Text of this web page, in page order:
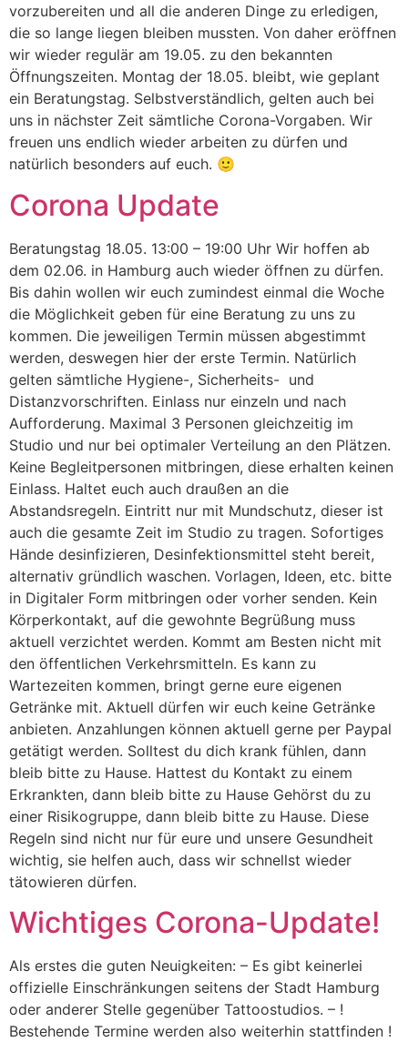
vorzubereiten und all die anderen Dinge zu erledigen,
die so lange liegen bleiben mussten. Von daher eröffnen
wir wieder regulär am 19.05. zu den bekannten
Öffnungszeiten. Montag der 18.05. bleibt, wie geplant
ein Beratungstag. Selbstverständlich, gelten auch bei
uns in nächster Zeit sämtliche Corona-Vorgaben. Wir
freuen uns endlich wieder arbeiten zu dürfen und
natürlich besonders auf euch. 🙂
Corona Update
Beratungstag 18.05. 13:00 – 19:00 Uhr Wir hoffen ab
dem 02.06. in Hamburg auch wieder öffnen zu dürfen.
Bis dahin wollen wir euch zumindest einmal die Woche
die Möglichkeit geben für eine Beratung zu uns zu
kommen. Die jeweiligen Termin müssen abgestimmt
werden, deswegen hier der erste Termin. Natürlich
gelten sämtliche Hygiene-, Sicherheits- und
Distanzvorschriften. Einlass nur einzeln und nach
Aufforderung. Maximal 3 Personen gleichzeitig im
Studio und nur bei optimaler Verteilung an den Plätzen.
Keine Begleitpersonen mitbringen, diese erhalten keinen
Einlass. Haltet euch auch draußen an die
Abstandsregeln. Eintritt nur mit Mundschutz, dieser ist
auch die gesamte Zeit im Studio zu tragen. Sofortiges
Hände desinfizieren, Desinfektionsmittel steht bereit,
alternativ gründlich waschen. Vorlagen, Ideen, etc. bitte
in Digitaler Form mitbringen oder vorher senden. Kein
Körperkontakt, auf die gewohnte Begrüßung muss
aktuell verzichtet werden. Kommt am Besten nicht mit
den öffentlichen Verkehrsmitteln. Es kann zu
Wartezeiten kommen, bringt gerne eure eigenen
Getränke mit. Aktuell dürfen wir euch keine Getränke
anbieten. Anzahlungen können aktuell gerne per Paypal
getätigt werden. Solltest du dich krank fühlen, dann
bleib bitte zu Hause. Hattest du Kontakt zu einem
Erkrankten, dann bleib bitte zu Hause Gehörst du zu
einer Risikogruppe, dann bleib bitte zu Hause. Diese
Regeln sind nicht nur für eure und unsere Gesundheit
wichtig, sie helfen auch, dass wir schnellst wieder
tätowieren dürfen.
Wichtiges Corona-Update!
Als erstes die guten Neuigkeiten: – Es gibt keinerlei
offizielle Einschränkungen seitens der Stadt Hamburg
oder anderer Stelle gegenüber Tattoostudios. – !
Bestehende Termine werden also weiterhin stattfinden !